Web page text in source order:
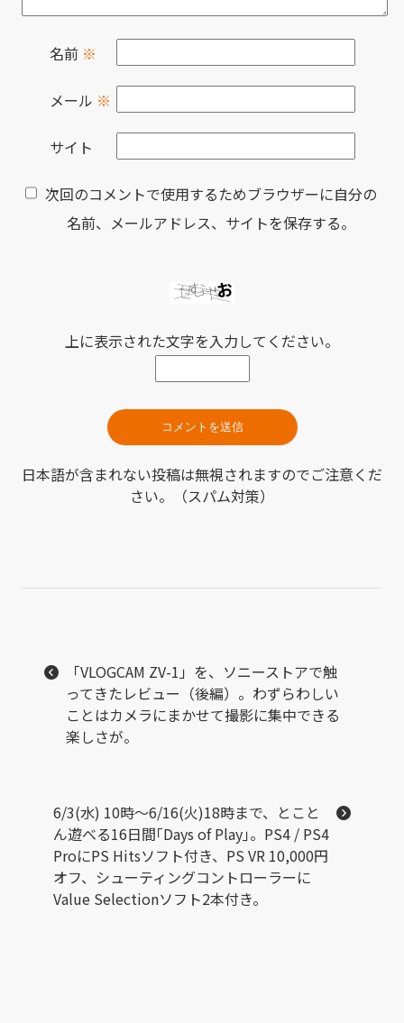
名前 ※
メール ※
サイト
次回のコメントで使用するためブラウザーに自分の
名前、メールアドレス、サイトを保存する。
上に表示された文字を入力してください。
日本語が含まれない投稿は無視されますのでご注意くだ
さい。（スパム対策）
「VLOGCAM ZV-1」を、ソニーストアで触
ってきたレビュー（後編）。わずらわしい
ことはカメラにまかせて撮影に集中できる
楽しさが。
6/3(水) 10時～6/16(火)18時まで、とこと
ん遊べる16日間｢Days of Play｣。PS4 / PS4
ProにPS Hitsソフト付き、PS VR 10,000円
オフ、シューティングコントローラーに
Value Selectionソフト2本付き。